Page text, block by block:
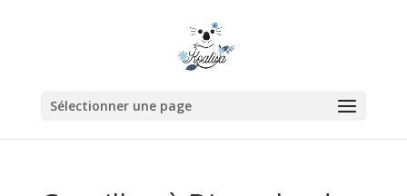
Sélectionner une page